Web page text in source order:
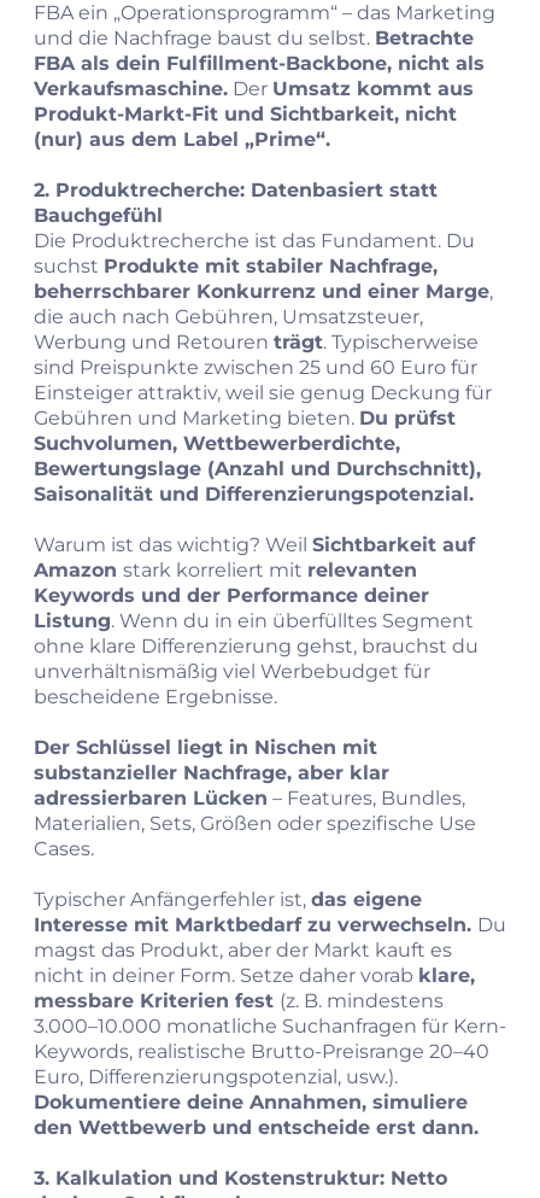
FBA ein „Operationsprogramm“ – das Marketing
und die Nachfrage baust du selbst. Betrachte
FBA als dein Fulfillment-Backbone, nicht als
Verkaufsmaschine. Der Umsatz kommt aus
Produkt-Markt-Fit und Sichtbarkeit, nicht
(nur) aus dem Label „Prime“.
2. Produktrecherche: Datenbasiert statt
Bauchgefühl
Die Produktrecherche ist das Fundament. Du
suchst Produkte mit stabiler Nachfrage,
beherrschbarer Konkurrenz und einer Marge,
die auch nach Gebühren, Umsatzsteuer,
Werbung und Retouren trägt. Typischerweise
sind Preispunkte zwischen 25 und 60 Euro für
Einsteiger attraktiv, weil sie genug Deckung für
Gebühren und Marketing bieten. Du prüfst
Suchvolumen, Wettbewerberdichte,
Bewertungslage (Anzahl und Durchschnitt),
Saisonalität und Differenzierungspotenzial.
Warum ist das wichtig? Weil Sichtbarkeit auf
Amazon stark korreliert mit relevanten
Keywords und der Performance deiner
Listung. Wenn du in ein überfülltes Segment
ohne klare Differenzierung gehst, brauchst du
unverhältnismäßig viel Werbebudget für
bescheidene Ergebnisse.
Der Schlüssel liegt in Nischen mit
substanzieller Nachfrage, aber klar
adressierbaren Lücken – Features, Bundles,
Materialien, Sets, Größen oder spezifische Use
Cases.
Typischer Anfängerfehler ist, das eigene
Interesse mit Marktbedarf zu verwechseln. Du
magst das Produkt, aber der Markt kauft es
nicht in deiner Form. Setze daher vorab klare,
messbare Kriterien fest (z. B. mindestens
3.000–10.000 monatliche Suchanfragen für Kern-
Keywords, realistische Brutto-Preisrange 20–40
Euro, Differenzierungspotenzial, usw.).
Dokumentiere deine Annahmen, simuliere
den Wettbewerb und entscheide erst dann.
3. Kalkulation und Kostenstruktur: Netto